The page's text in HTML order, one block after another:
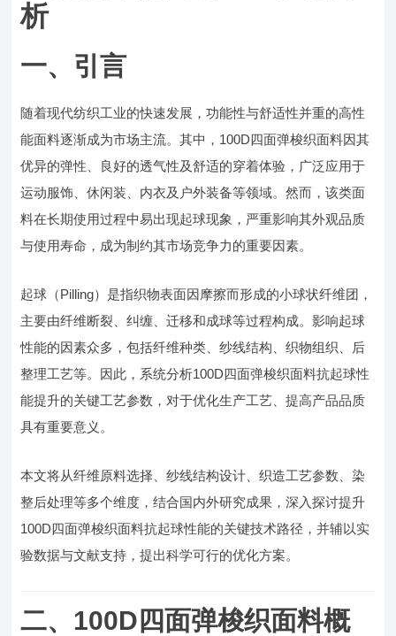
析
一、引言
随着现代纺织工业的快速发展，功能性与舒适性并重的高性
能面料逐渐成为市场主流。其中，100D四面弹梭织面料因其
优异的弹性、良好的透气性及舒适的穿着体验，广泛应用于
运动服饰、休闲装、内衣及户外装备等领域。然而，该类面
料在长期使用过程中易出现起球现象，严重影响其外观品质
与使用寿命，成为制约其市场竞争力的重要因素。
起球（Pilling）是指织物表面因摩擦而形成的小球状纤维团，
主要由纤维断裂、纠缠、迁移和成球等过程构成。影响起球
性能的因素众多，包括纤维种类、纱线结构、织物组织、后
整理工艺等。因此，系统分析100D四面弹梭织面料抗起球性
能提升的关键工艺参数，对于优化生产工艺、提高产品品质
具有重要意义。
本文将从纤维原料选择、纱线结构设计、织造工艺参数、染
整后处理等多个维度，结合国内外研究成果，深入探讨提升
100D四面弹梭织面料抗起球性能的关键技术路径，并辅以实
验数据与文献支持，提出科学可行的优化方案。
二、100D四面弹梭织面料概